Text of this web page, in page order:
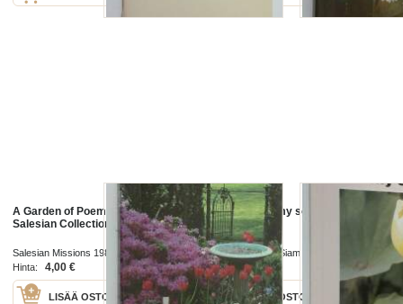
A Garden of Poems : from the
Salesian Collection
Salesian Missions 1986
Hinta:
4,00 €
LISÄÄ OSTOSKORIIN
The wings of my soul : poems
The Emerald of Siam 1999
Hinta:
4,00 €
LISÄÄ OSTOSKORIIN